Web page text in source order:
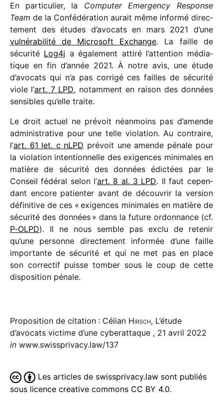
En parti­cu­lier, la Computer Emergency Response
Team de la Confédération aurait même informé direc­
te­ment des études d’avocats en mars 2021 d’une
vulné­ra­bi­lité de Microsoft Exchange. La faille de
sécu­rité Log4j a égale­ment attiré l’attention média­
tique en fin d’année 2021. À notre avis, une étude
d’avocats qui n’a pas corrigé ces failles de sécu­rité
viole l’art. 7 LPD, notam­ment en raison des données
sensibles qu’elle traite.
Le droit actuel ne prévoit néan­moins pas d’amende
admi­nis­tra­tive pour une telle viola­tion. Au contraire,
l’art. 61 let. c nLPD prévoit une amende pénale pour
la viola­tion inten­tion­nelle des exigences mini­males en
matière de sécu­rité des données édic­tées par le
Conseil fédé­ral selon l’art. 8 al. 3 LPD. Il faut cepen­
dant encore patien­ter avant de décou­vrir la version
défi­ni­tive de ces « exigences mini­males en matière de
sécu­rité des données » dans la future ordon­nance (cf.
P‑OLPD). Il ne nous semble pas exclu de rete­nir
qu’une personne direc­te­ment infor­mée d’une faille
impor­tante de sécu­rité et qui ne met pas en place
son correc­tif puisse tomber sous le coup de cette
dispo­si­tion pénale.
Proposition de citation : Célian Hirsch, L’étude
d’avocats victime d’une cyberattaque , 21 avril 2022
in www.swissprivacy.law/137
Les articles de swissprivacy.law sont publiés
sous licence creative commons CC BY 4.0.